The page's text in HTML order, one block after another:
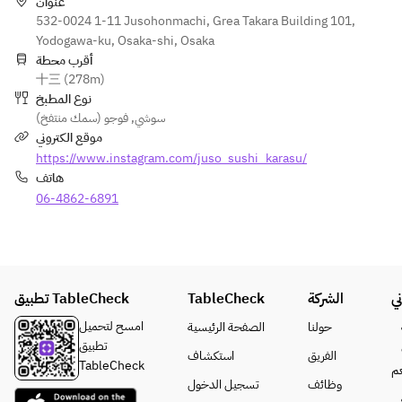
river pork
eel
black egg of
mustard
scroll
red soup
stock
dessert
532-0024 1-11 Jusohonmachi, Grea Takara Building 101,
Yodogawa-ku, Osaka-shi, Osaka
أقرب محطة
十三 (278m)
نوع المطبخ
سوشي, فوجو (سمك منتفخ)
موقع الكتروني
https://www.instagram.com/juso_sushi_karasu/
هاتف
06-4862-6891
تطبيق TableCheck
امسح لتحميل
تطبيق
TableCheck
TableCheck
الصفحة الرئيسية
استكشاف
تسجيل الدخول
الشركة
حولنا
الفريق
وظائف